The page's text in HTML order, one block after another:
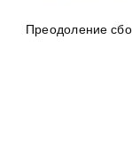
Преодоление